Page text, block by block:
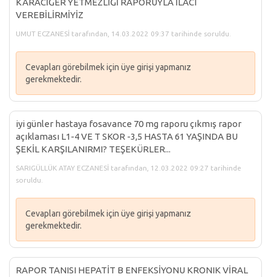
KARACİĞER YETMEZLİĞİ RAPORUYLA İLACI
VEREBİLİRMİYİZ
UMUT ECZANESİ tarafından, 14.03.2022 09:37 tarihinde soruldu.
Cevapları görebilmek için üye girişi yapmanız
gerekmektedir.
iyi günler hastaya fosavance 70 mg raporu çıkmış rapor
açıklaması L1-4 VE T SKOR -3,5 HASTA 61 YAŞINDA BU
ŞEKİL KARŞILANIRMI? TEŞEKÜRLER...
SARIGÜLLÜK ATAY ECZANESİ tarafından, 12.03.2022 09:27 tarihinde
soruldu.
Cevapları görebilmek için üye girişi yapmanız
gerekmektedir.
RAPOR TANISI HEPATİT B ENFEKSİYONU KRONIK VİRAL